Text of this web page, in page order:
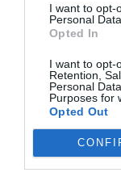
I want to opt-
Personal
Opted In
I want to opt-
Retention,
Personal
Purposes for
Opted Out
άνθρωπος που
όπως και
Μόργκαν Ντε
Ο παλιός
Ρόμα μίλησε με
επέμεινε η μία
θέσεις να πάει